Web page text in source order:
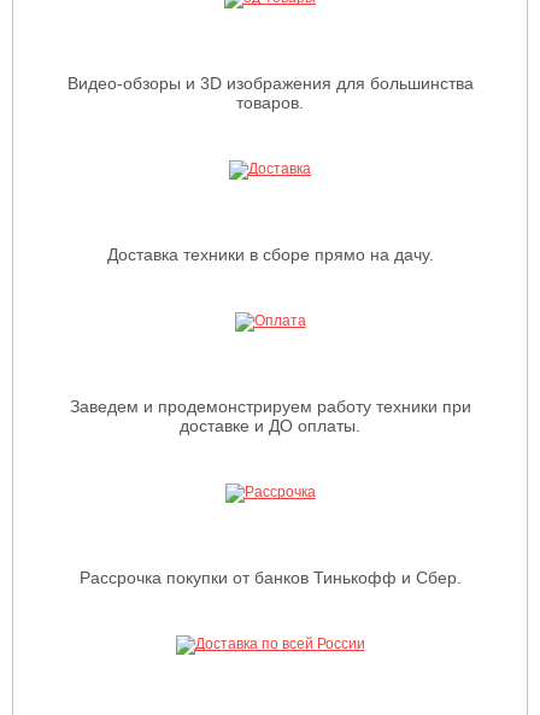
Видео-обзоры и 3D изображения для большинства
товаров.
Доставка техники в сборе прямо на дачу.
Заведем и продемонстрируем работу техники при
доставке и ДО оплаты.
Рассрочка покупки от банков Тинькофф и Сбер.